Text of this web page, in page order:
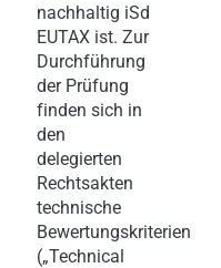
nachhaltig iSd
EUTAX ist. Zur
Durchführung
der Prüfung
finden sich in
den
delegierten
Rechtsakten
technische
Bewertungskriterien
(„Technical